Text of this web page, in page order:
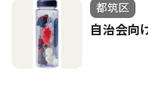
都筑区
自治会向